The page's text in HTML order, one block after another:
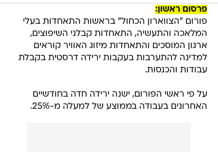
פרסום ראשון:
פורום "הצווארון הכחול" בראשות התאחדות בעלי
המלאכה והתעשיה, התאחדות קבלני השיפוצים,
ארגון המוסכים והתאחדות מיזוג האוויר קוראים
למדינה להתערבות בעקבות ירידה דרסטית בקבלת
עבודות והכנסות.
על פי ראשי הפורום, ישנה ירידה חדה בחודשיים
האחרונים בעבודה בממוצע של למעלה מ-25%.